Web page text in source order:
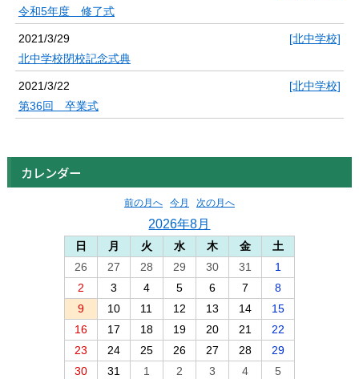
令和5年度 修了式
2021/3/29
[北中学校]
北中学校閉校記念式典
2021/3/22
[北中学校]
第36回 卒業式
カレンダー
前の月へ 今月 次の月へ
2026年8月
日 月 火 水 木 金
土
26
27 28 29 30 31
1
2
3 4 5 6 7
8
9
10 11 12 13 14
15
16
17 18 19 20 21
22
23
24 25 26 27 28
29
30
31 1 2 3 4 5